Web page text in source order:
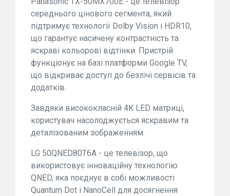
середнього цінового сегмента, який
підтримує технології Dolby Vision і HDR10,
що гарантує насичену контрастність та
яскраві кольорові відтінки. Пристрій
функціонує на базі платформи Google TV,
що відкриває доступ до безлічі сервісів та
додатків.
Завдяки висококласній 4K LED матриці,
користувач насолоджується яскравим та
деталізованим зображенням.
LG 50QNED80T6A - це телевізор, що
використовує інноваційну технологію
QNED, яка поєднує в собі можливості
Quantum Dot і NanoCell для досягнення